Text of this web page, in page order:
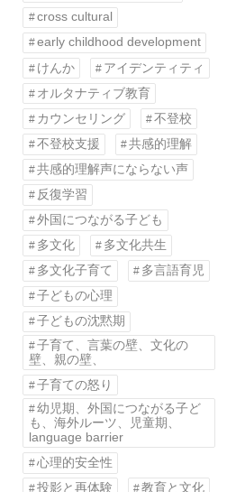
cross cultural
early childhood development
けんか
アイデンティティ
オルタナティブ教育
カウンセリング
不登校
不登校支援
共感的理解
共感的理解声にならない声
反復学習
外国につながる子ども
多文化
多文化共生
多文化子育て
多言語育児
子どもの心理
子どもの沈黙期
子育て、言葉の壁、文化の
壁、親の壁、
子育ての怒り
幼児期、外国につながる子ど
も、海外ルーツ、児童期、
language barrier
心理的安全性
投影と再体験
教育と文化